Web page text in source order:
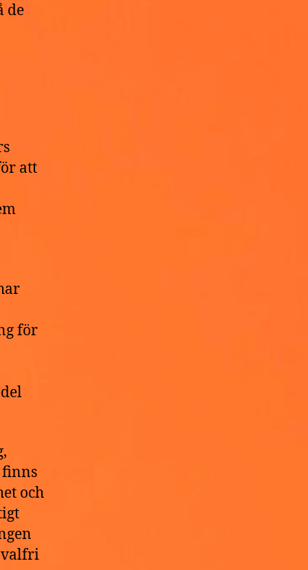
de
att
för
finns
och
valfri